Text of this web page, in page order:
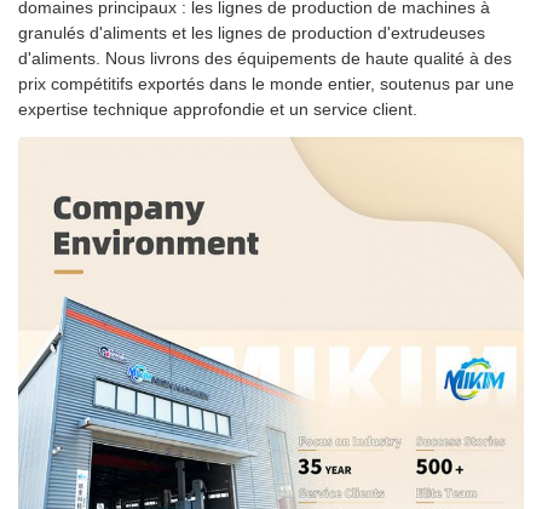
domaines principaux : les lignes de production de machines à
granulés d'aliments et les lignes de production d'extrudeuses
d'aliments. Nous livrons des équipements de haute qualité à des
prix compétitifs exportés dans le monde entier, soutenus par une
expertise technique approfondie et un service client.